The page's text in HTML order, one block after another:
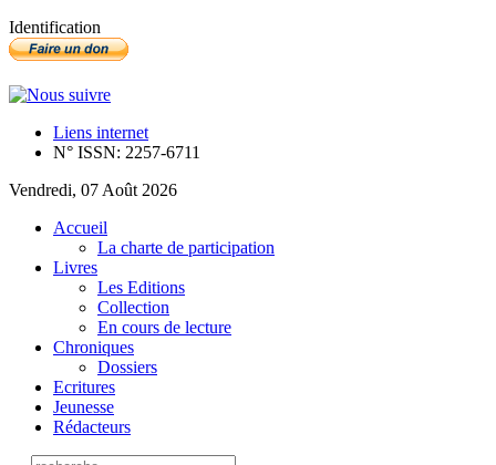
Identification
Liens internet
N° ISSN: 2257-6711
Vendredi, 07 Août 2026
Accueil
La charte de participation
Livres
Les Editions
Collection
En cours de lecture
Chroniques
Dossiers
Ecritures
Jeunesse
Rédacteurs